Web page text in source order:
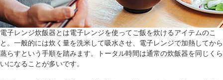
電子レンジ炊飯器とは電子レンジを使ってご飯を炊けるアイテムのこ
と。一般的には炊く量を洗米して吸水させ、電子レンジで加熱してから
蒸らすという手順を踏みます。トータル時間は通常の炊飯器を同じくら
いになることが多いです。